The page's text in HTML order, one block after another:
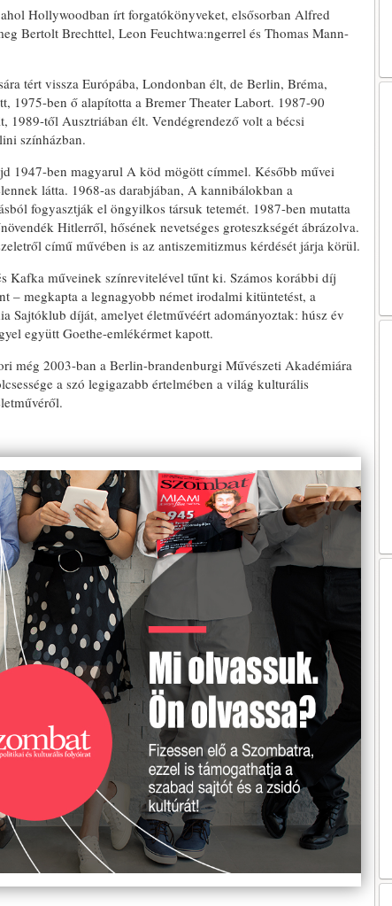
Hollywoodban írt forgatókönyveket, elsősorban Alfred
Bertolt Brechttel, Leon Feuchtwa:ngerrel és Thomas Mann-
tért vissza Európába, Londonban élt, de Berlin, Bréma,
1975-ben ő alapította a Bremer Theater Labort. 1987-90
1989-től Ausztriában élt. Vendégrendező volt a bécsi
színházban.
1947-ben magyarul A köd mögött címmel. Később művei
látta. 1968-as darabjában, A kannibálokban a
fogyasztják el öngyilkos társuk tetemét. 1987-ben mutatta
Hitlerről, hősének nevetséges groteszkségét ábrázolva.
című művében is az antiszemitizmus kérdését járja körül.
Kafka műveinek színrevitelével tűnt ki. Számos korábbi díj
– megkapta a legnagyobb német irodalmi kitüntetést, a
Sajtóklub díját, amelyet életművéért adományoztak: húsz év
együtt Goethe-emlékérmet kapott.
még 2003-ban a Berlin-brandenburgi Művészeti Akadémiára
a szó legigazabb értelmében a világ kulturális